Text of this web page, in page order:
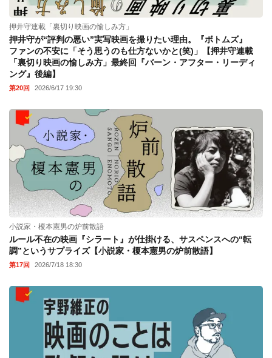
押井守連載「裏切り映画の愉しみ方」
押井守が“評判の悪い”実写映画を撮りたい理由。『ボトムズ』
ファンの不安に「そう思うのも仕方ないかと(笑)」【押井守連載
「裏切り映画の愉しみ方」最終回『バーン・アフター・リーディ
ング』後編】
第20回 2026/6/17 19:30
小説家・榎本憲男の炉前散語
ルール不在の映画『シラート』が仕掛ける、サスペンスへの“転
調”というサプライズ【小説家・榎本憲男の炉前散語】
第17回 2026/7/18 18:30